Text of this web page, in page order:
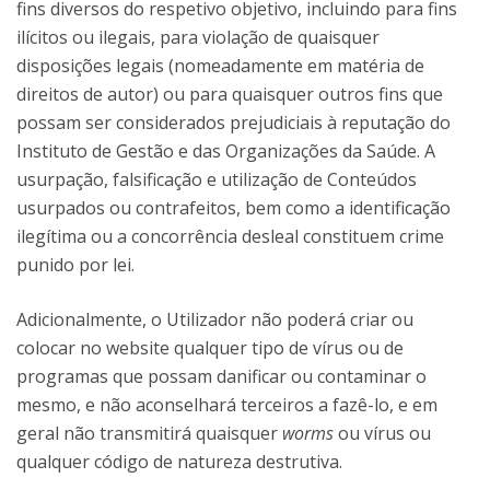
fins diversos do respetivo objetivo, incluindo para fins
ilícitos ou ilegais, para violação de quaisquer
disposições legais (nomeadamente em matéria de
direitos de autor) ou para quaisquer outros fins que
possam ser considerados prejudiciais à reputação do
Instituto de Gestão e das Organizações da Saúde. A
usurpação, falsificação e utilização de Conteúdos
usurpados ou contrafeitos, bem como a identificação
ilegítima ou a concorrência desleal constituem crime
punido por lei.
Adicionalmente, o Utilizador não poderá criar ou
colocar no website qualquer tipo de vírus ou de
programas que possam danificar ou contaminar o
mesmo, e não aconselhará terceiros a fazê-lo, e em
geral não transmitirá quaisquer wormsou vírus ou
qualquer código de natureza destrutiva.